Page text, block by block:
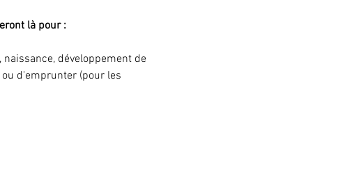
là pour :
développement de
d'emprunter (pour les